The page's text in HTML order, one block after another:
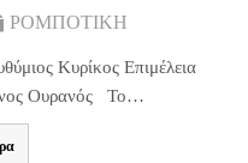
ΡΟΜΠΟΤΙΚΗ
Κυρίκος Επιμέλεια
Ουρανός Το…